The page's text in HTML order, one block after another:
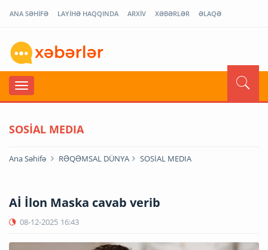
ANA SƏHİFƏ LAYİHƏ HAQQINDA ARXİV XƏBƏRLƏR ƏLAQƏ
SOSİAL MEDIA
Ana Səhifə RƏQƏMSAL DÜNYA SOSİAL MEDIA
Aİ İlon Maska cavab verib
08-12-2025 16:43